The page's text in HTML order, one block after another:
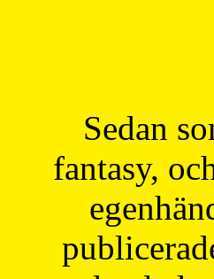
Sedan
fantasy,